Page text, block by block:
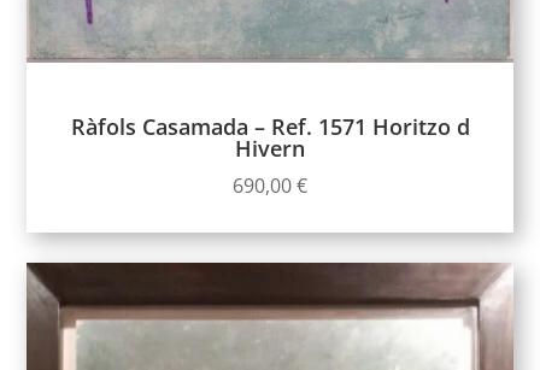
Ràfols Casamada – Ref. 1571 Horitzo d
Hivern
690,00€